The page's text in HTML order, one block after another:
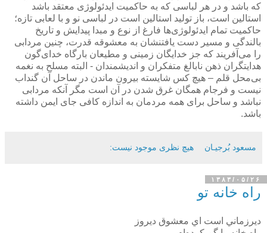
که باشد و در هر لباسی که به حاکمیت ایدئولوژی معتقد باشد
استالین است، باز تولید استالین است در لباسی نو و با لعابی تازه؛
حاکمیت تمام ایدئولوژی‌ها فارغ از نوع و مبدا پیدایش و تاریخ
بالندگی‌ و مسیر دست یافتنشان به معشوقه قدرت، چنین مردابی
را می‌آفریند که جز خدایگان زمینی و مطیعان بارگاه خدای‌گون
هدایتگران ذهن نابالغ متفکران و اندیشمندان - البته مسلح به نغمه
بی‌محل قلم – هیچ کس شایسته بیرون ماندن در ساحل آن گنداب
نیست و فرجام همگان غرق شدن در آن است مگر آنکه مردابی
نباشد و ساحل برای همه مردمان به اندازه کافی جای ایمن داشته
باشد.
مسعود بُرجيـان هیچ نظری موجود نیست:
۱۳۸۳/۰۵/۲۶
راه خانه تو
ديرزماني است اي معشوق ديروز